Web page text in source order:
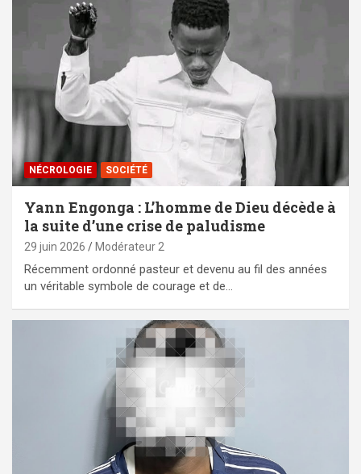
NÉCROLOGIE SOCIÉTÉ
Yann Engonga : L’homme de Dieu décède à
la suite d’une crise de paludisme
29 juin 2026 Modérateur 2
Récemment ordonné pasteur et devenu au fil des années
un véritable symbole de courage et de…